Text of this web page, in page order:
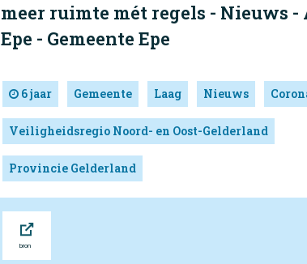
meer ruimte mét regels - Nieuws -
Epe - Gemeente Epe
6 jaar Gemeente Laag Nieuws
Veiligheidsregio Noord- en Oost-Gelderland
Provincie Gelderland